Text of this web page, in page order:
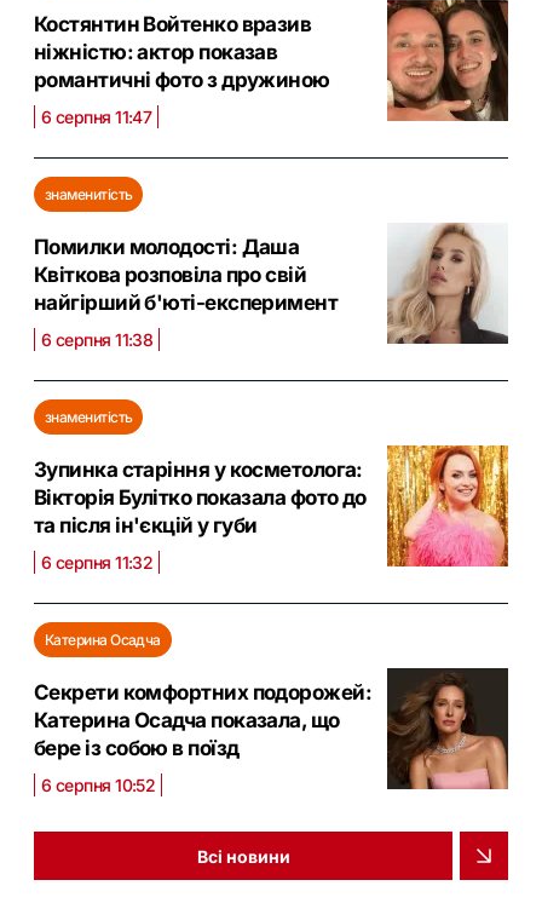
Костянтин Войтенко вразив
ніжністю: актор показав
романтичні фото з дружиною
6 серпня 11:47
знаменитість
Помилки молодості: Даша
Квіткова розповіла про свій
найгірший б'юті-експеримент
6 серпня 11:38
знаменитість
Зупинка старіння у косметолога:
Вікторія Булітко показала фото до
та після ін'єкцій у губи
6 серпня 11:32
Катерина Осадча
Секрети комфортних подорожей:
Катерина Осадча показала, що
бере із собою в поїзд
6 серпня 10:52
Всі новини